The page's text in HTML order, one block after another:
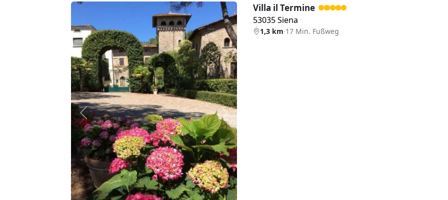
Zurück Weiter
Villa il Termine
53035 Siena
1,3 km·17 Min. Fußweg